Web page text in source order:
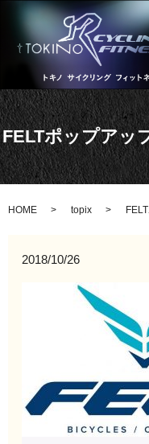
FELTポップアッ
HOME topix
2018/10/26